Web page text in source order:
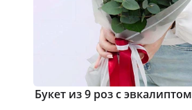
Букет из 9 роз с эвкалиптом